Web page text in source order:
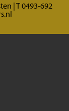
| T 0493-692